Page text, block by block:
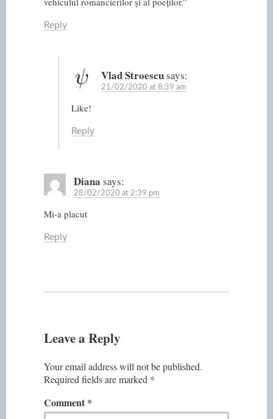
Reply
Vlad Stroescusays:
21/02/2020 at 8:39 am
Like!
Reply
Diana says:
28/02/2020 at 2:39 pm
Mi-a placut
Reply
Leave a Reply
Your email address will not be published.
Required fields are marked *
Comment *